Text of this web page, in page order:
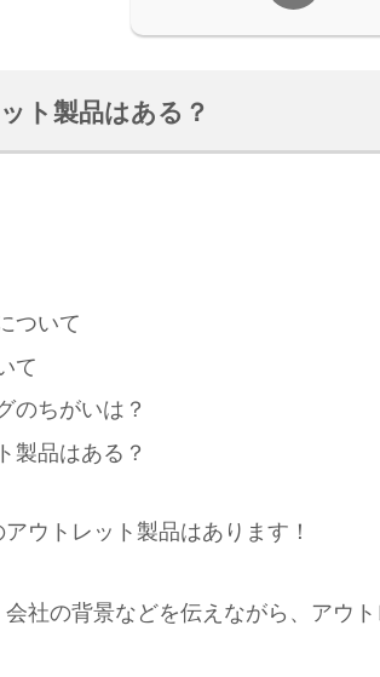
ト製品はある？
ついて
て
のちがいは？
製品はある？
ウトレット製品はあります！
社の背景などを伝えながら、アウ